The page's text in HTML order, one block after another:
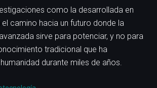
como la desarrollada en
camino hacia un futuro donde la
sirve para potenciar, y no para
tradicional que ha
durante miles de años.